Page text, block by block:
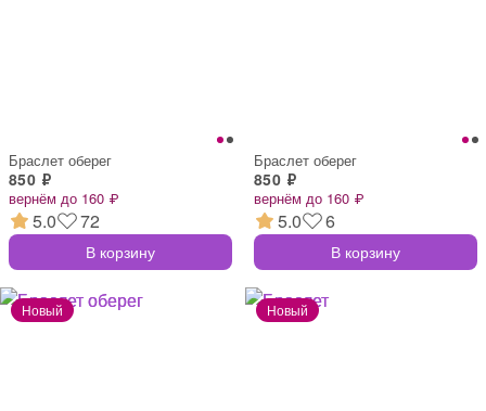
Браслет оберег
850 ₽
вернём до 160 ₽
5.0 72
В корзину
Браслет оберег
850 ₽
вернём до 160 ₽
5.0 6
В корзину